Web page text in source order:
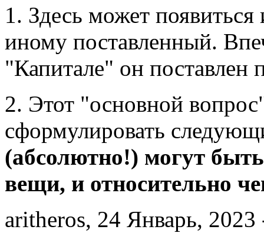
1. Здесь может
иному поставленный.
"Капитале" он поставлен
2. Этот "основной
сформулировать
(абсолютно!) могут
вещи, и относительно
aritheros, 24 Январь, 2023